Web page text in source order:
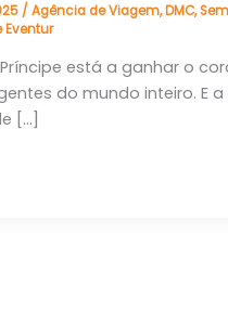
/ Agência de Viagem,DMC,Sem
Eventur
está a ganhar o
do mundo inteiro. E a
[…]